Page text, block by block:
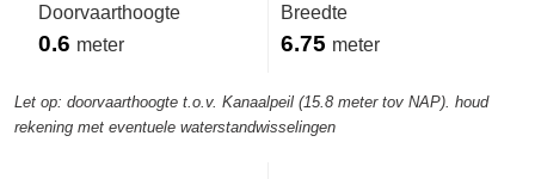
Doorvaarthoogte
0.6 meter
Breedte
6.75 meter
Let op: doorvaarthoogte t.o.v. Kanaalpeil (15.8 meter tov NAP). houd
rekening met eventuele waterstandwisselingen